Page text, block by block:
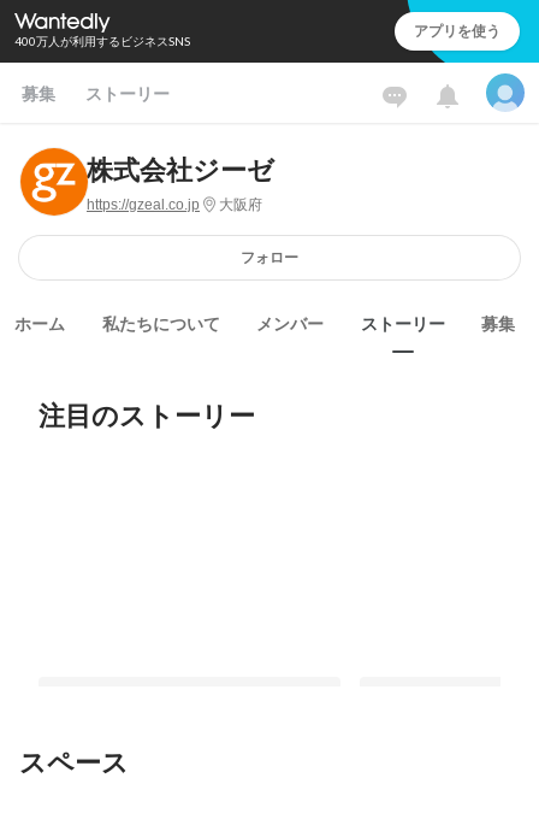
400万人が利用するビジネスSNS アプリを使う
募集 ストーリー
株式会社ジーゼ
https://gzeal.co.jp 大阪府
フォロー
ホーム 私たちについて メンバー ストーリー 募集
注目のストーリー
スペース